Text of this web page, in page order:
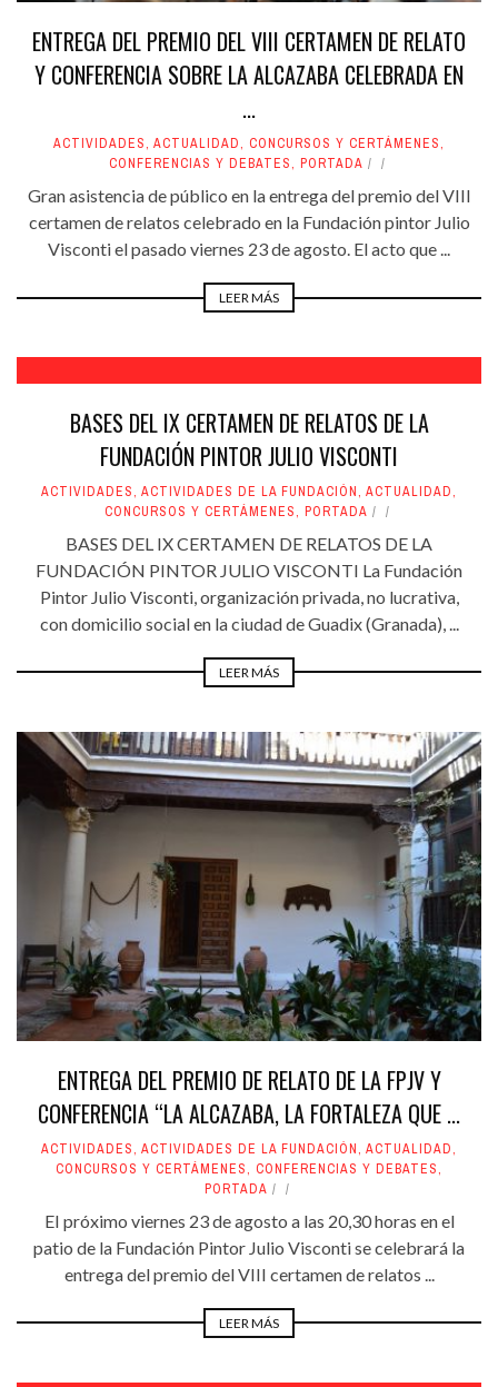
ENTREGA DEL PREMIO DEL VIII CERTAMEN DE RELATO
Y CONFERENCIA SOBRE LA ALCAZABA CELEBRADA EN
...
ACTIVIDADES, ACTUALIDAD, CONCURSOS Y CERTÁMENES,
CONFERENCIAS Y DEBATES, PORTADA
Gran asistencia de público en la entrega del premio del VIII
certamen de relatos celebrado en la Fundación pintor Julio
Visconti el pasado viernes 23 de agosto. El acto que ...
LEER MÁS
BASES DEL IX CERTAMEN DE RELATOS DE LA
FUNDACIÓN PINTOR JULIO VISCONTI
ACTIVIDADES, ACTIVIDADES DE LA FUNDACIÓN, ACTUALIDAD,
CONCURSOS Y CERTÁMENES, PORTADA
BASES DEL IX CERTAMEN DE RELATOS DE LA
FUNDACIÓN PINTOR JULIO VISCONTI La Fundación
Pintor Julio Visconti, organización privada, no lucrativa,
con domicilio social en la ciudad de Guadix (Granada), ...
LEER MÁS
ENTREGA DEL PREMIO DE RELATO DE LA FPJV Y
CONFERENCIA “LA ALCAZABA, LA FORTALEZA QUE ...
ACTIVIDADES, ACTIVIDADES DE LA FUNDACIÓN, ACTUALIDAD,
CONCURSOS Y CERTÁMENES, CONFERENCIAS Y DEBATES,
PORTADA
EI próximo viernes 23 de agosto a las 20,30 horas en el
patio de la Fundación Pintor Julio Visconti se celebrará la
entrega del premio del VIII certamen de relatos ...
LEER MÁS